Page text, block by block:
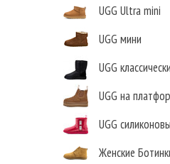
UGG Ultra mini
UGG мини
UGG
UGG на
UGG
Женские